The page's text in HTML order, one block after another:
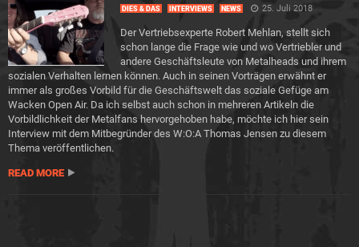
DIES & DAS INTERVIEWS NEWS 25. Juli 2018
Der Vertriebsexperte Robert Mehlan, stellt sich
schon lange die Frage wie und wo Vertriebler und
andere Geschäftsleute von Metalheads und ihrem
sozialen Verhalten lernen können. Auch in seinen Vorträgen erwähnt er
immer als großes Vorbild für die Geschäftswelt das soziale Gefüge am
Wacken Open Air. Da ich selbst auch schon in mehreren Artikeln die
Vorbildlichkeit der Metalfans hervorgehoben habe, möchte ich hier sein
Interview mit dem Mitbegründer des W:O:A Thomas Jensen zu diesem
Thema veröffentlichen.
READ MORE